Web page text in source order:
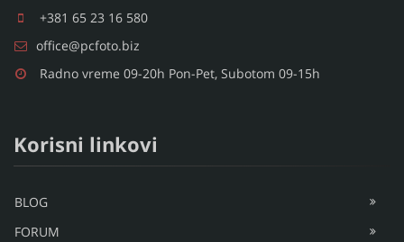
+381 65 23 16 580
office@pcfoto.biz
Radno vreme 09-20h Pon-Pet, Subotom 09-15h
Korisni linkovi
BLOG
FORUM